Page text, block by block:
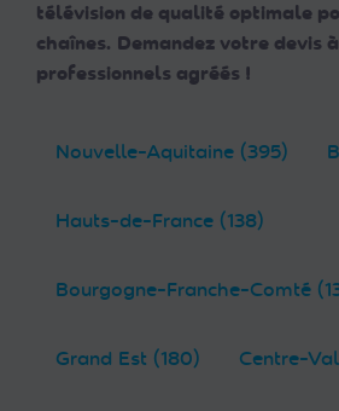
télévision de qualité optimale
chaînes. Demandez votre devis
professionnels agréés !
Nouvelle-Aquitaine (395)
Hauts-de-France (138)
Bourgogne-Franche-Comté
Grand Est (180) Centre-